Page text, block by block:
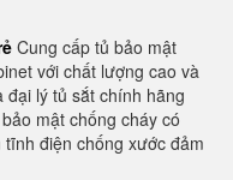
Cung cấp tủ bảo mật
với chất lượng cao và
lý tủ sắt chính hãng
mật chống cháy có
điện chống xước đảm